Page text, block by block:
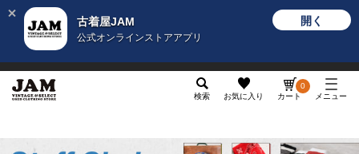
古着屋JAM
公式オンラインストアアプリ
開く
検索 お気に入り カート
0
メニュー